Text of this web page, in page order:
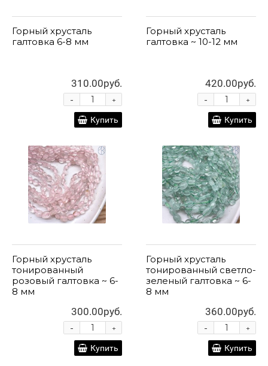
Горный хрусталь
галтовка 6-8 мм
310.00руб.
+
-
Купить
Горный хрусталь
галтовка ~ 10-12 мм
420.00руб.
+
-
Купить
Горный хрусталь
тонированный
розовый галтовка ~ 6-
8 мм
300.00руб.
+
-
Купить
Горный хрусталь
тонированный светло-
зеленый галтовка ~ 6-
8 мм
360.00руб.
+
-
Купить